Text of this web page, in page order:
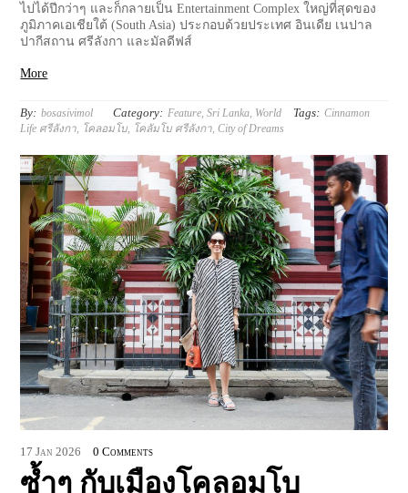
ไปได้ปีกว่าๆ และก็กลายเป็น Entertainment Complex ใหญ่ที่สุดของ
ภูมิภาคเอเชียใต้ (South Asia) ประกอบด้วยประเทศ อินเดีย เนปาล
ปากีสถาน ศรีลังกา และมัลดีฟส์
More
By: bosasivimol Category: Feature ,Sri Lanka World Tags: Cinnamon
Life ศรีลังกา โคลอมโบ โคลัมโบ ศรีลังกา ,City of Dreams
17 Jan 2026 0 Comments
ซ้ำๆ กับเมืองโคลอมโบ